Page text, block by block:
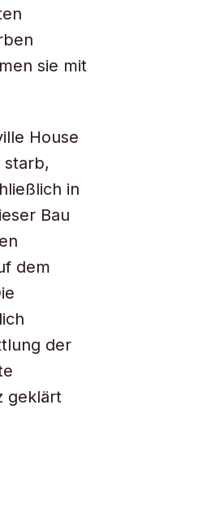
sie mit
House
starb,
in
Bau
dem
der
geklärt